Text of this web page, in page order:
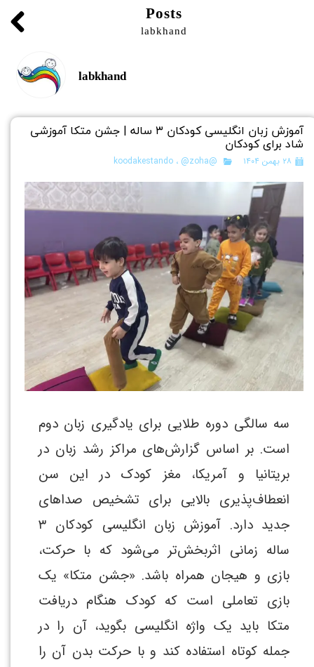
Posts
labkhand
labkhand
آموزش زبان انگلیسی کودکان ۳ ساله | جشن متکا‌ آموزشی
شاد برای کودکان
۲۸ بهمن ۱۴۰۴ @koodakestando ، @zoha
سه سالگی دوره طلایی برای یادگیری زبان دوم
است. بر اساس گزارش‌های مراکز رشد زبان در
بریتانیا و آمریکا، مغز کودک در این سن
انعطاف‌پذیری بالایی برای تشخیص صداهای
جدید دارد. آموزش زبان انگلیسی کودکان ۳
ساله زمانی اثربخش‌تر می‌شود که با حرکت،
بازی و هیجان همراه باشد. «جشن متکا» یک
بازی تعاملی است که کودک هنگام دریافت
متکا باید یک واژه انگلیسی بگوید، آن را در
جمله کوتاه استفاده کند و با حرکت بدن آن را